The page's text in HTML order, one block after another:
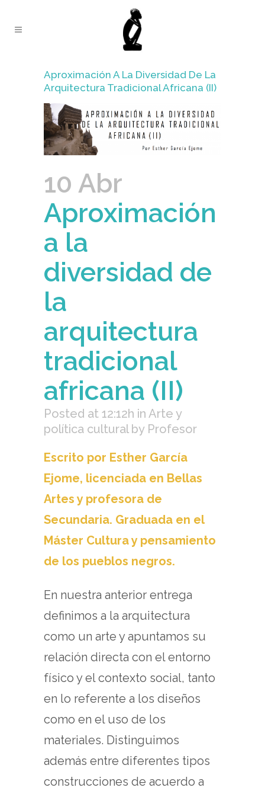
Aproximación A La Diversidad De La
Arquitectura Tradicional Africana (II)
10 Abr
Aproximación
a la
diversidad de
la
arquitectura
tradicional
africana (II)
Posted at 12:12h in Arte y
política cultural by Profesor
Escrito por Esther García
Ejome, licenciada en Bellas
Artes y profesora de
Secundaria. Graduada en el
Máster Cultura y pensamiento
de los pueblos negros.
En nuestra anterior entrega
definimos a la arquitectura
como un arte y apuntamos su
relación directa con el entorno
físico y el contexto social, tanto
en lo referente a los diseños
como en el uso de los
materiales. Distinguimos
además entre diferentes tipos
construcciones de acuerdo a